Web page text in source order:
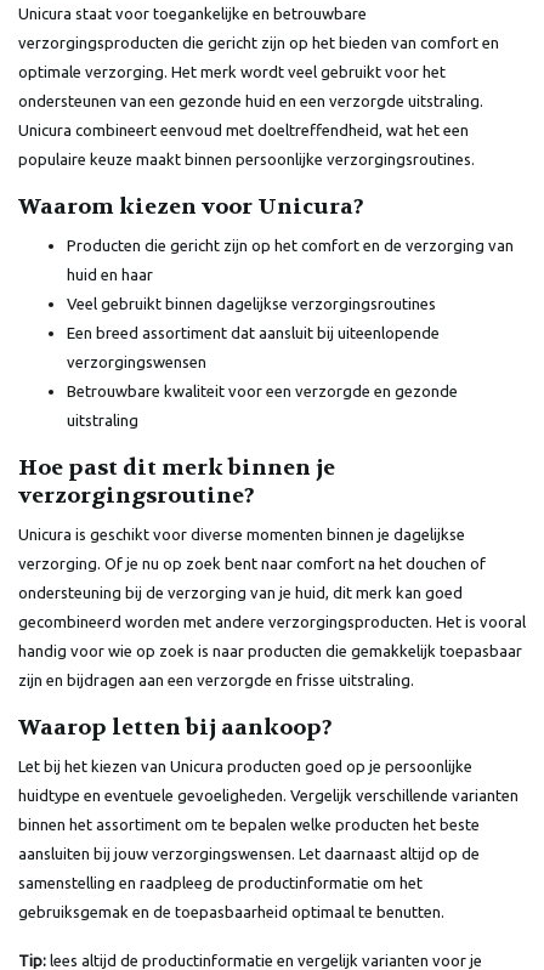
Unicura staat voor toegankelijke en betrouwbare
verzorgingsproducten die gericht zijn op het bieden van comfort en
optimale verzorging. Het merk wordt veel gebruikt voor het
ondersteunen van een gezonde huid en een verzorgde uitstraling.
Unicura combineert eenvoud met doeltreffendheid, wat het een
populaire keuze maakt binnen persoonlijke verzorgingsroutines.
Waarom kiezen voor Unicura?
Producten die gericht zijn op het comfort en de verzorging van
huid en haar
Veel gebruikt binnen dagelijkse verzorgingsroutines
Een breed assortiment dat aansluit bij uiteenlopende
verzorgingswensen
Betrouwbare kwaliteit voor een verzorgde en gezonde
uitstraling
Hoe past dit merk binnen je
verzorgingsroutine?
Unicura is geschikt voor diverse momenten binnen je dagelijkse
verzorging. Of je nu op zoek bent naar comfort na het douchen of
ondersteuning bij de verzorging van je huid, dit merk kan goed
gecombineerd worden met andere verzorgingsproducten. Het is vooral
handig voor wie op zoek is naar producten die gemakkelijk toepasbaar
zijn en bijdragen aan een verzorgde en frisse uitstraling.
Waarop letten bij aankoop?
Let bij het kiezen van Unicura producten goed op je persoonlijke
huidtype en eventuele gevoeligheden. Vergelijk verschillende varianten
binnen het assortiment om te bepalen welke producten het beste
aansluiten bij jouw verzorgingswensen. Let daarnaast altijd op de
samenstelling en raadpleeg de productinformatie om het
gebruiksgemak en de toepasbaarheid optimaal te benutten.
Tip: lees altijd de productinformatie en vergelijk varianten voor je